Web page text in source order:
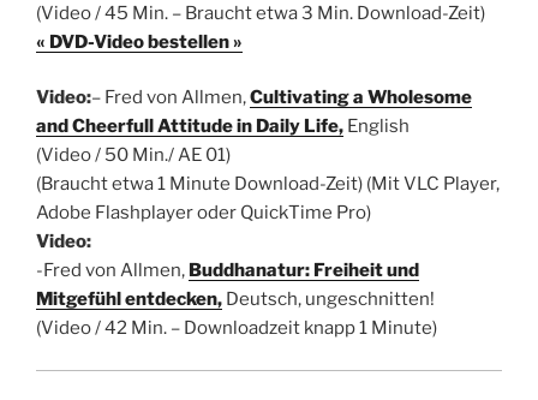
(Video / 45 Min. – Braucht etwa 3 Min. Download-Zeit)
« DVD-Video bestellen »
Video:– Fred von Allmen,Cultivating a Wholesome
and Cheerfull Attitude in Daily Life, English
(Video / 50 Min./ AE 01)
(Braucht etwa 1 Minute Download-Zeit) (Mit VLC Player,
Adobe Flashplayer oder QuickTime Pro)
Video:
-Fred von Allmen, Buddhanatur: Freiheit und
Mitgefühl entdecken, Deutsch, ungeschnitten!
(Video / 42 Min. – Downloadzeit knapp 1 Minute)